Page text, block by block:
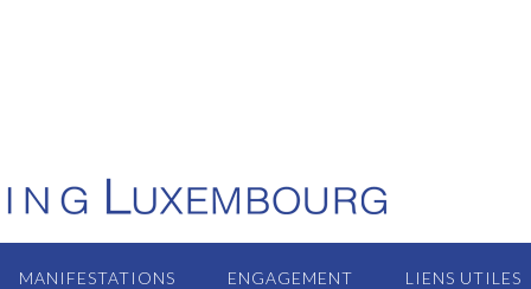
MANIFESTATIONS ENGAGEMENT LIENS UTILES